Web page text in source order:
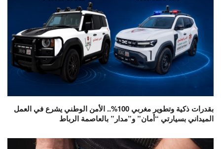
بقدرات ذكية وتطوير مغربي 100%.. الأمن الوطني يشرع في العمل
الميداني بسيارتي “أمان” و”مدار” بالعاصمة الرباط